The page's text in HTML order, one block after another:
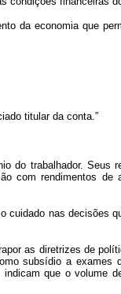
da economia que
titular da conta.”
do trabalhador. Seus
com rendimentos de
cuidado nas decisões
as diretrizes de
subsídioa exames
que o volume